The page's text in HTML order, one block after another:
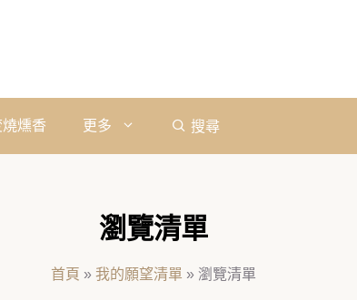
燒燻香 更多 搜尋
瀏覽清單
首頁 » 我的願望清單 » 瀏覽清單